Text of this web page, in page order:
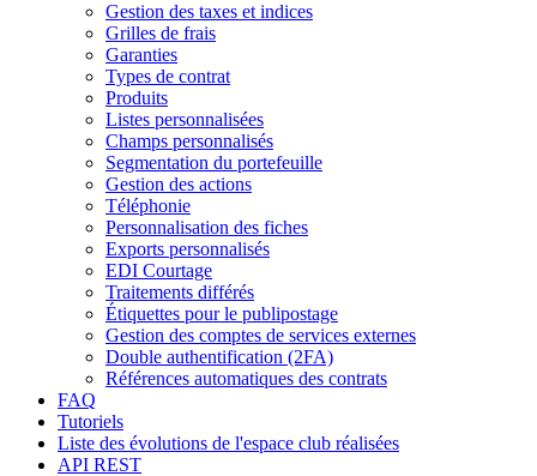
Gestion des taxes et indices
Grilles de frais
Garanties
Types de contrat
Produits
Listes personnalisées
Champs personnalisés
Segmentation du portefeuille
Gestion des actions
Téléphonie
Personnalisation des fiches
Exports personnalisés
EDI Courtage
Traitements différés
Étiquettes pour le publipostage
Gestion des comptes de services externes
Double authentification (2FA)
Références automatiques des contrats
FAQ
Tutoriels
Liste des évolutions de l'espace club réalisées
API REST